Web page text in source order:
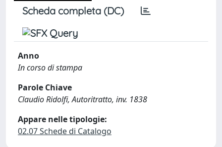
Scheda completa (DC)
Anno
In corso di stampa
Parole Chiave
Claudio Ridolfi, Autoritratto, inv. 1838
Appare nelle tipologie:
02.07 Schede di Catalogo